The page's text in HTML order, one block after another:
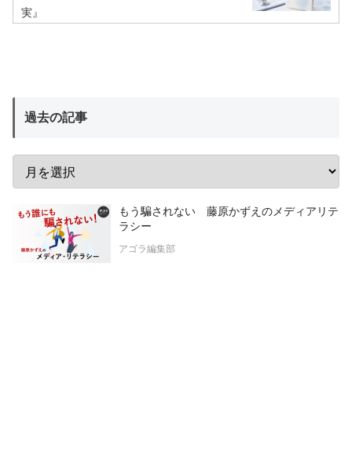
実』
過去の記事
もう騙されない 藤原かずえのメディアリテ
ラシー
アゴラ編集部